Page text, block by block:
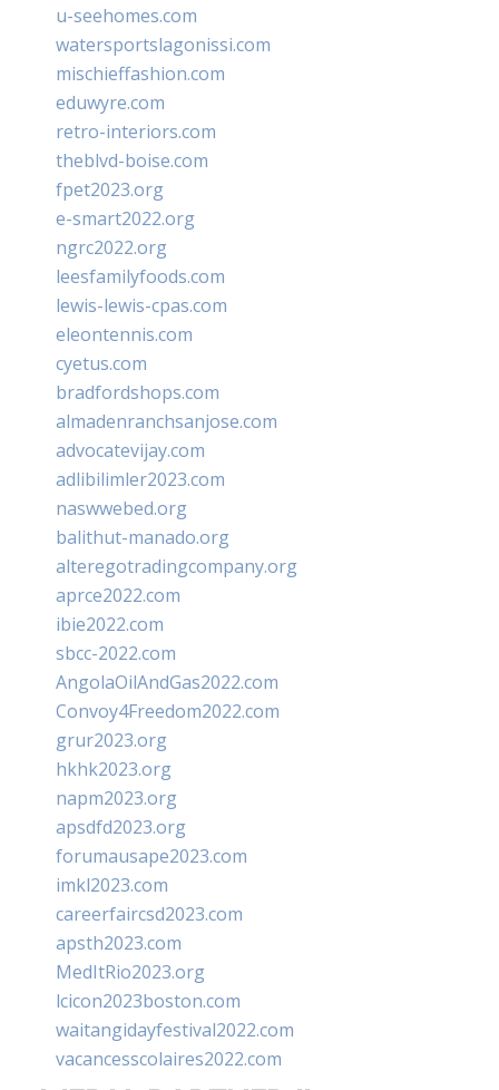
u-seehomes.com
watersportslagonissi.com
mischieffashion.com
eduwyre.com
retro-interiors.com
theblvd-boise.com
fpet2023.org
e-smart2022.org
ngrc2022.org
leesfamilyfoods.com
lewis-lewis-cpas.com
eleontennis.com
cyetus.com
bradfordshops.com
almadenranchsanjose.com
advocatevijay.com
adlibilimler2023.com
naswwebed.org
balithut-manado.org
alteregotradingcompany.org
aprce2022.com
ibie2022.com
sbcc-2022.com
AngolaOilAndGas2022.com
Convoy4Freedom2022.com
grur2023.org
hkhk2023.org
napm2023.org
apsdfd2023.org
forumausape2023.com
imkl2023.com
careerfaircsd2023.com
apsth2023.com
MedItRio2023.org
lcicon2023boston.com
waitangidayfestival2022.com
vacancesscolaires2022.com